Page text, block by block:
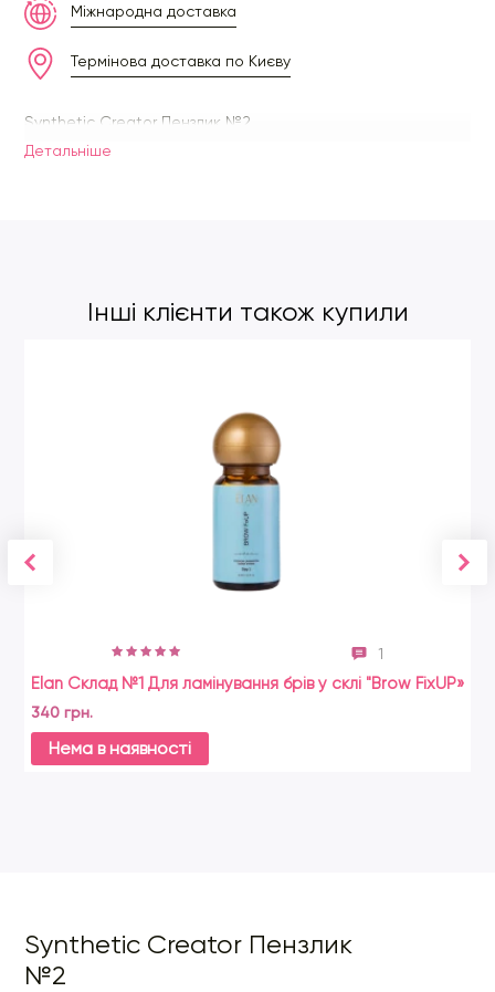
Міжнародна доставка
Термінова доставка по Києву
Synthetic Creator Пензлик №2
Детальнiше
Інші клієнти також купили
1
Elan Склад №1 Для ламінування брів у склі "Brow FixUP»
340 грн.
Нема в наявності
Synthetic Creator Пензлик
№2